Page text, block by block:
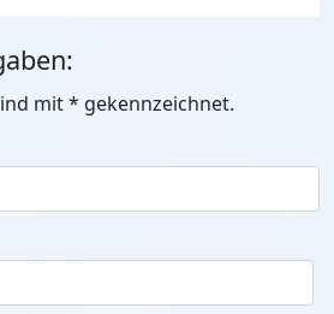
mit* gekennzeichnet.